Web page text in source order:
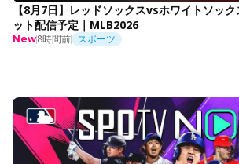
【8月7日】レッドソックスvsホワイトソッ
ット配信予定｜MLB2026
New8時間前 スポーツ